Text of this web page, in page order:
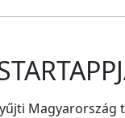
Magyarország